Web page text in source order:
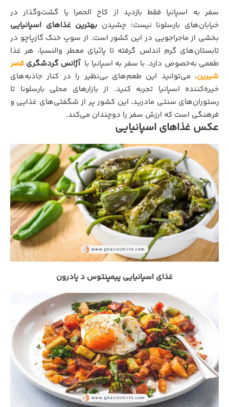
سفر به اسپانیا فقط بازدید از کاخ الحمرا یا گشت‌وگذار در
خیابان‌های بارسلونا نیست؛ چشیدن بهترین غذاهای اسپانیایی
بخشی از ماجراجویی در این کشور است. از سوپ خنک گازپاچو در
تابستان‌های گرم اندلس گرفته تا پائیای معطر والنسیا، هر غذا
طعمی به‌خصوص دارد. با سفر به اسپانیا باآژانس گردشگری قصر
شیرین، می‌توانید این طعم‌های بی‌نظیر را در کنار جاذبه‌های
خیره‌کننده اسپانیا تجربه کنید. از بازارهای محلی بارسلونا تا
رستوران‌های سنتی مادرید، این کشور پر از شگفتی‌های غذایی و
فرهنگی است که ارزش سفر را دوچندان می‌کند.
عکس غذاهای اسپانیایی
غذای اسپانیایی پیمیِنتوس د پادرون